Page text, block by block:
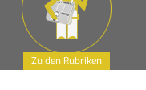
Zu den Rubriken